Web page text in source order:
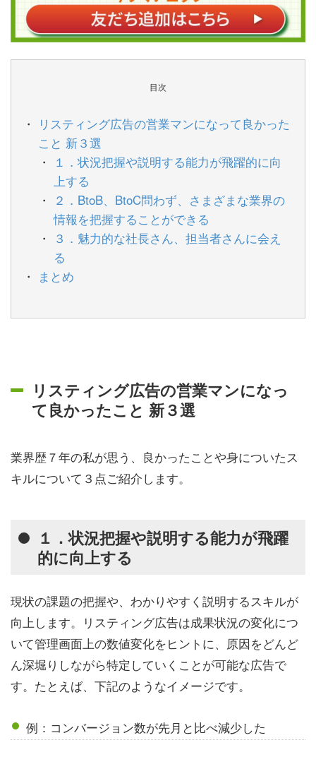
目次
リスティング広告の営業マンになって良かった
こと 新３選
１．状況把握や説明する能力が飛躍的に向
上する
２．BtoB、BtoC問わず、さまざまな業界の
情報を把握することができる
３．魅力的な社長さん、担当者さんに会え
る
まとめ
リスティング広告の営業マンになっ
て良かったこと 新３選
業界歴７年の私が思う、良かったことや身についたス
キルについて３点ご紹介します。
１．状況把握や説明する能力が飛躍
的に向上する
現状の課題の把握や、わかりやすく説明するスキルが
向上します。リスティング広告は成果状況の変化につ
いて管理画面上の数値変化をヒントに、原因をどんど
ん深堀りしながら特定していくことが可能な広告で
す。たとえば、下記のようなイメージです。
例：コンバージョン数が先月と比べ減少した